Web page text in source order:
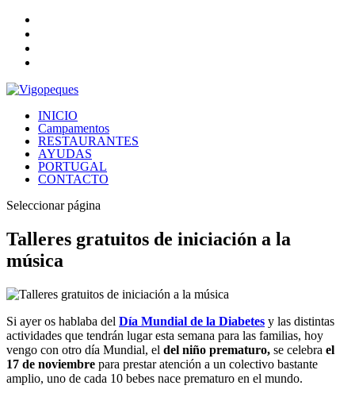
INICIO
Campamentos
RESTAURANTES
AYUDAS
PORTUGAL
CONTACTO
Seleccionar página
Talleres gratuitos de iniciación a la
música
Si ayer os hablaba del Día Mundial de la Diabetes y las distintas
actividades que tendrán lugar esta semana para las familias, hoy
vengo con otro día Mundial, el del niño prematuro, se celebra el
17 de noviembre para prestar atención a un colectivo bastante
amplio, uno de cada 10 bebes nace prematuro en el mundo.